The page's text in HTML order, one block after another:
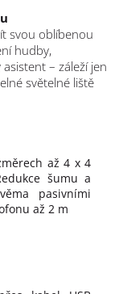
svou oblíbenou
hudby,
– záleží jen
světelné liště
až 4 x 4
šumu a
pasivními
až 2 m